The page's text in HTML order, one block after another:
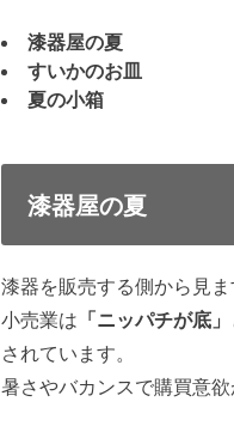
漆器屋の夏
すいかのお皿
夏の小箱
漆器屋の夏
漆器を販売する側から見
小売業は 「ニッパチが底」
されています。
暑さやバカンスで購買意